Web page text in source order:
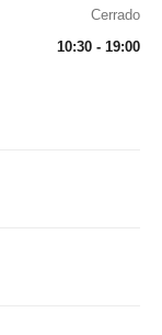
Cerrado
10:30 - 19:00